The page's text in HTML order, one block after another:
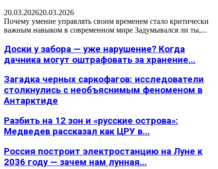
20.03.202620.03.2026
Почему умение управлять своим временем стало критически
важным навыком в современном мире Задумывался ли ты,...
Доски у забора — уже нарушение? Когда
дачника могут оштрафовать за хранение...
Загадка черных саркофагов: исследователи
столкнулись с необъяснимым феноменом в
Антарктиде
Разбить на 12 зон и «русские острова»:
Медведев рассказал как ЦРУ в...
Россия построит электростанцию на Луне к
2036 году — зачем нам лунная...